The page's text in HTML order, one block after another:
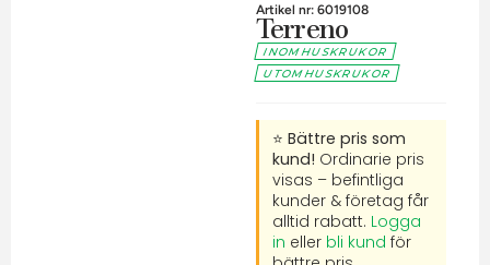
Artikel nr: 6019108
Terreno
INOMHUSKRUKOR
UTOMHUSKRUKOR
⭐ Bättre pris som
kund! Ordinarie pris
visas – befintliga
kunder & företag får
alltid rabatt. Logga
in eller bli kund för